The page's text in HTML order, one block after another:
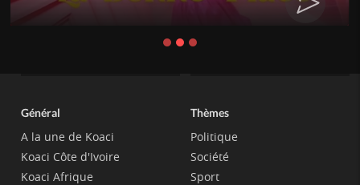
Général
A la une de Koaci
Koaci Côte d'Ivoire
Koaci Afrique
Thèmes
Politique
Société
Sport